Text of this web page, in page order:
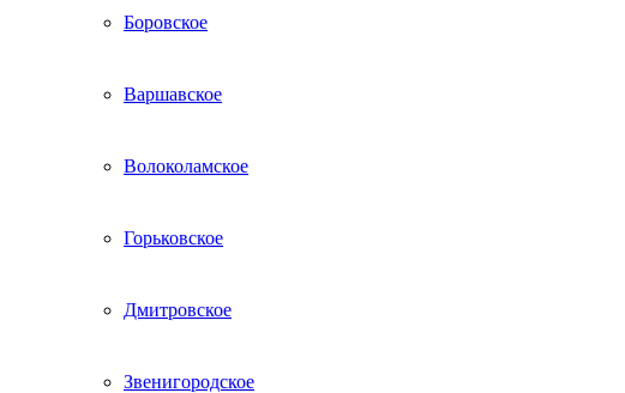
Боровское
Варшавское
Волоколамское
Горьковское
Дмитровское
Звенигородское